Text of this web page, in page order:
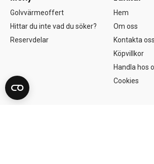
Golvvärmeoffert
Hittar du inte vad du söker?
Reservdelar
Hem
Om oss
Kontakta oss
Köpvillkor
Handla hos
Cookies